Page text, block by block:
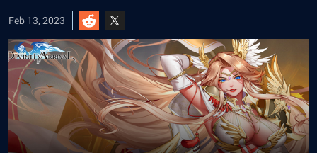
Feb 13, 2023